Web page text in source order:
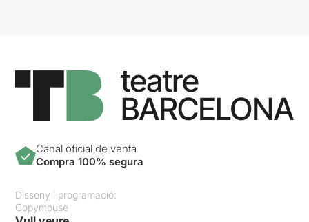
Canal oficial de venta
Compra 100% segura
Disseny i programació:
Copymouse